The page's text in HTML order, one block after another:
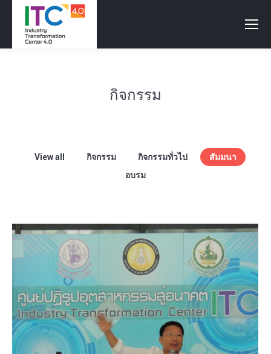
กิจกรรม
View all กิจกรรม กิจกรรมทั่วไป
สัมมนา
อบรม